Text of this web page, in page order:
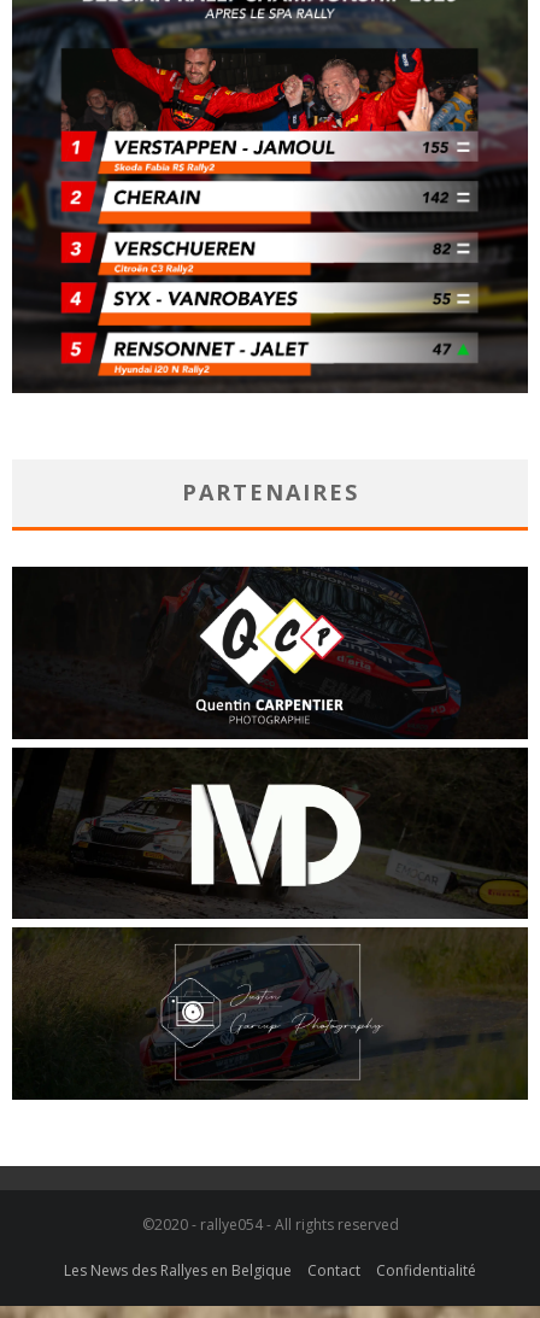
PARTENAIRES
©2020 - rallye054 - All rights reserved
Les News des Rallyes en Belgique Contact Confidentialité